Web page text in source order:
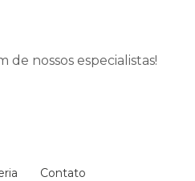
nossos especialistas!
Contato